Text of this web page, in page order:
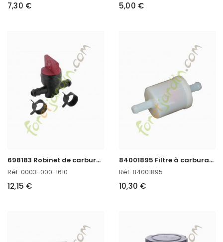
7,30 € 5,00 €
6
98183 Robinet de carburant Briggs & Stratton
Réf. 0003-000-1610
12,15 €
8
4001895 Filtre à carburant B&S
Réf. 84001895
10,30 €